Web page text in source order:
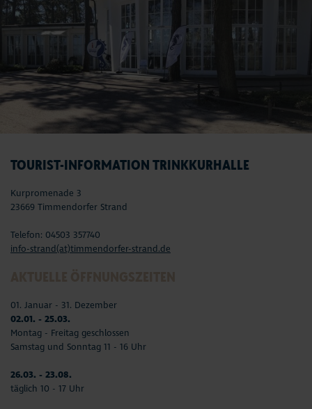
TOURIST-INFORMATION TRINKKURHALLE
Kurpromenade 3
23669 Timmendorfer Strand
Telefon: 04503 357740
info-strand(at)timmendorfer-strand.de
01. Januar - 31. Dezember
02.01. - 25.03.
Montag - Freitag geschlossen
Samstag und Sonntag 11 - 16 Uhr
26.03. - 23.08.
täglich 10 - 17 Uhr